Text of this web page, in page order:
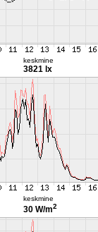
keskmine
3821 lx
keskmine
30 W/m2